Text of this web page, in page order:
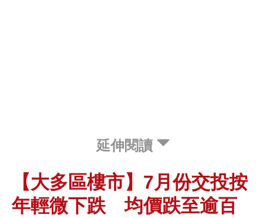
延伸閱讀
【大多區樓市】7月份交投按
年輕微下跌 均價跌至逾百